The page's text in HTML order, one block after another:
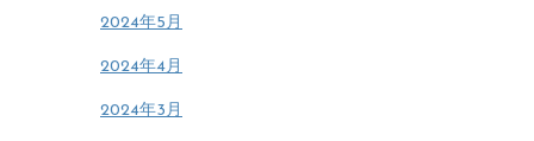
2024年5月
2024年4月
2024年3月